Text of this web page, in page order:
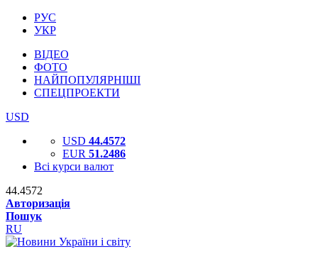
РУС
УКР
ВІДЕО
ФОТО
НАЙПОПУЛЯРНІШІ
СПЕЦПРОЕКТИ
USD
USD 44.4572
EUR 51.2486
Всі курси валют
44.4572
Авторизація
Пошук
RU